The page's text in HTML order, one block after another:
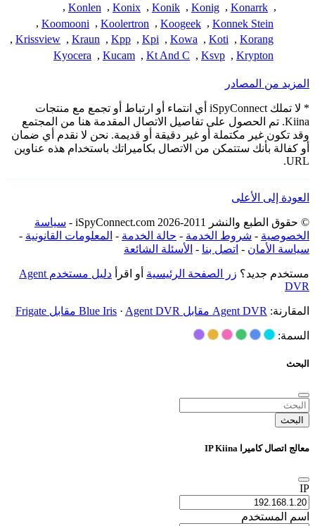
,
Konarrk
,
Konig
,
Konik
,
Konix
,
Konlen
,
Konnek Stein
,
Koogeek
,
Koolertron
,
Koomooni
,
Korang
,
Koti
,
Kowa
,
Kpi
,
Kpp
,
Kraun
,
Krissview
,
Krypton
,
Ksvp
,
Kt And C
,
Kucam
,
Kyocera
المزيد من المصادر
* لا تملك iSpyConnect أي انتماء أو ارتباط أو تجمع مع منتجات
Kiina. تم الحصول على تفاصيل الاتصال المقدمة هنا من المجتمع
وقد تكون غير مكتملة أو غير دقيقة أو قديمة. نحن لا نقدم أي ضمان
أو كفالة بأنك ستتمكن من الاتصال بكاميراتك باستخدام هذه عناوين
URL.
العودة إلى الأعلى
© حقوق الطبع والنشر 2011-2026 iSpyConnect.com -
سياسة
الخصوصية - شروط الخدمة - حالة الخدمة - المعلومات القانونية -
سياسة الأمان - اتصل بنا - الأسئلة الشائعة
مستخدم جديد؟ زر الصفحة الرئيسية أو اقرأ
دليل مستخدم Agent
DVR
المقارنة: Agent DVR مقابل Blue Iris · Agent DVR مقابل Frigate
السمة:
البحث
البحث
معالج اتصال كاميرا IP Kiina
IP
اسم المستخدم